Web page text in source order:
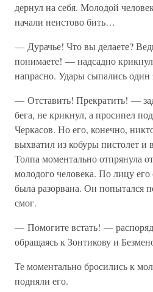
дернул на себя. Молодой
начали неистово бить…
— Дурачье! Что вы делаете?
понимаете! — надсадно
напрасно. Удары сыпались
— Отставить! Прекратить! —
бега, не крикнул, а просипел
Черкасов. Но его, конечно,
выхватил из кобуры пистолет и
Толпа моментально отпрянула
молодого человека. По лицу его
была разорвана. Он попытался
смог.
— Помогите встать! —
обращаясь к Зонтикову и
Те моментально бросились к
подняли его.